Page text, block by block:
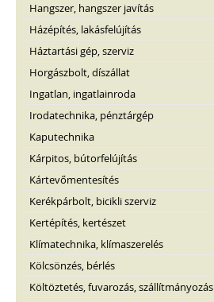
Hangszer, hangszer javítás
Házépítés, lakásfelújítás
Háztartási gép, szerviz
Horgászbolt, díszállat
Ingatlan, ingatlainroda
Irodatechnika, pénztárgép
Kaputechnika
Kárpitos, bútorfelújítás
Kártevőmentesítés
Kerékpárbolt, bicikli szerviz
Kertépítés, kertészet
Klímatechnika, klímaszerelés
Kölcsönzés, bérlés
Költöztetés, fuvarozás, szállítmányozás